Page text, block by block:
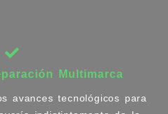
Multimarca
avances tecnológicos para